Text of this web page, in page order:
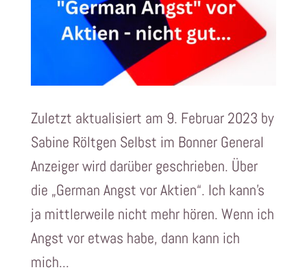
Zuletzt aktualisiert am 9. Februar 2023 by
Sabine Röltgen Selbst im Bonner General
Anzeiger wird darüber geschrieben. Über
die „German Angst vor Aktien“. Ich kann’s
ja mittlerweile nicht mehr hören. Wenn ich
Angst vor etwas habe, dann kann ich
mich...